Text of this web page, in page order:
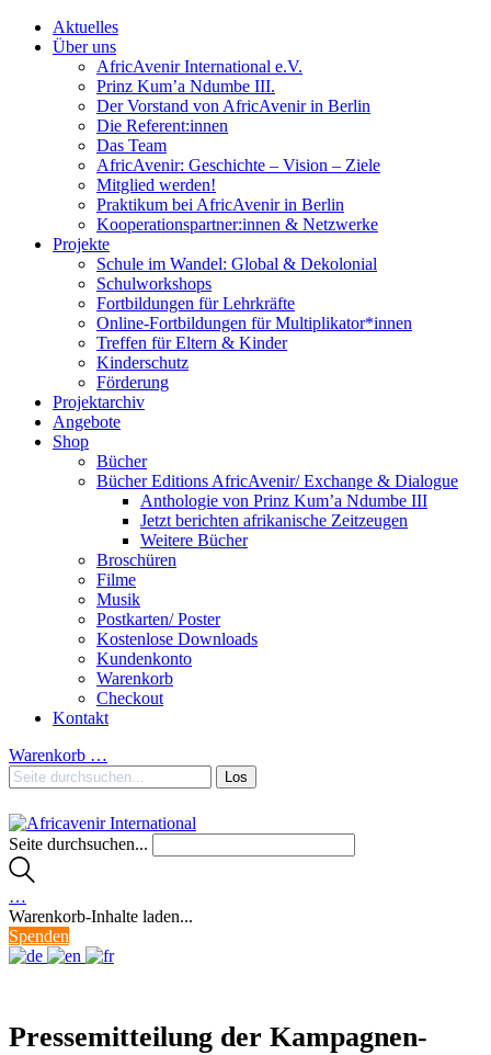
Aktuelles
Über uns
AfricAvenir International e.V.
Prinz Kum’a Ndumbe III.
Der Vorstand von AfricAvenir in Berlin
Die Referent:innen
Das Team
AfricAvenir: Geschichte – Vision – Ziele
Mitglied werden!
Praktikum bei AfricAvenir in Berlin
Kooperationspartner:innen & Netzwerke
Projekte
Schule im Wandel: Global & Dekolonial
Schulworkshops
Fortbildungen für Lehrkräfte
Online-Fortbildungen für Multiplikator*innen
Treffen für Eltern & Kinder
Kinderschutz
Förderung
Projektarchiv
Angebote
Shop
Bücher
Bücher Editions AfricAvenir/ Exchange & Dialogue
Anthologie von Prinz Kum’a Ndumbe III
Jetzt berichten afrikanische Zeitzeugen
Weitere Bücher
Broschüren
Filme
Musik
Postkarten/ Poster
Kostenlose Downloads
Kundenkonto
Warenkorb
Checkout
Kontakt
Warenkorb …
Seite durchsuchen...
…
Warenkorb-Inhalte laden...
Spenden
Pressemitteilung der Kampagnen-